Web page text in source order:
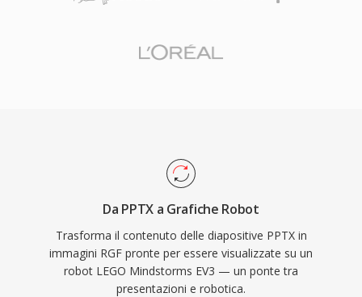
Da PPTX a Grafiche Robot
Trasforma il contenuto delle diapositive PPTX in
immagini RGF pronte per essere visualizzate su un
robot LEGO Mindstorms EV3 — un ponte tra
presentazioni e robotica.